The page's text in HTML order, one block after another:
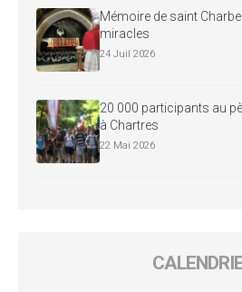
Mémoire de saint
miracles
24 Juil 2026
20 000 participants au
à Chartres
22 Mai 2026